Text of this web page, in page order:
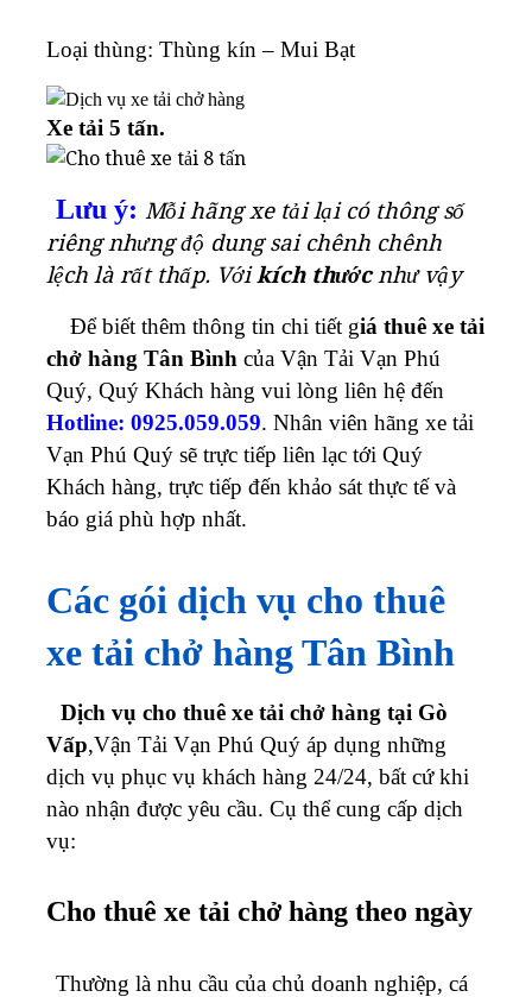
Loại thùng: Thùng kín – Mui Bạt
Xe tải 5 tấn.
Lưu ý: Mỗi hãng xe tải lại có thông số
riêng nhưng độ dung sai chênh chênh
lệch là rất thấp. Vớikích thướcnhư vậy
Để biết thêm thông tin chi tiết giá thuê xe tải
chở hàng Tân Bình của Vận Tải Vạn Phú
Quý, Quý Khách hàng vui lòng liên hệ đến
Hotline: 0925.059.059. Nhân viên hãng xe tải
Vạn Phú Quý sẽ trực tiếp liên lạc tới Quý
Khách hàng, trực tiếp đến khảo sát thực tế và
báo giá phù hợp nhất.
Các gói dịch vụ cho thuê
xe tải chở hàng Tân Bình
Dịch vụ cho thuê xe tải chở hàng tại Gò
Vấp,Vận Tải Vạn Phú Quý áp dụng những
dịch vụ phục vụ khách hàng 24/24, bất cứ khi
nào nhận được yêu cầu. Cụ thể cung cấp dịch
vụ:
Cho thuê xe tải chở hàng theo ngày
Thường là nhu cầu của chủ doanh nghiệp, cá